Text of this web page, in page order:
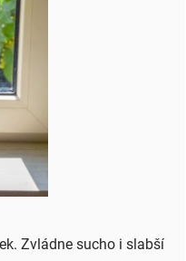
Zvládne sucho i slabší